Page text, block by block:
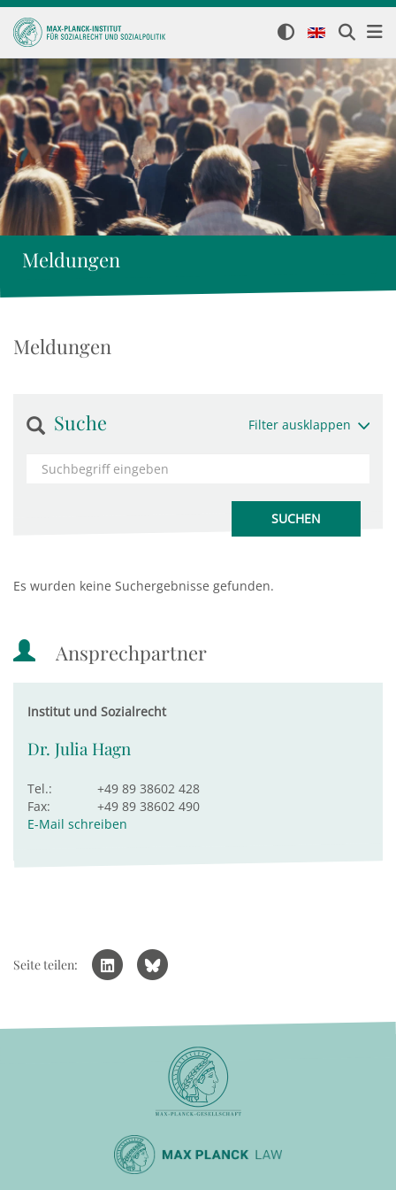
Meldungen
Meldungen
Suche Filter ausklappen
Es wurden keine Suchergebnisse gefunden.
Ansprechpartner
Institut und Sozialrecht
Dr. Julia Hagn
Tel.:
+49 89 38602 428
Fax:
+49 89 38602 490
E-Mail schreiben
Seite teilen: